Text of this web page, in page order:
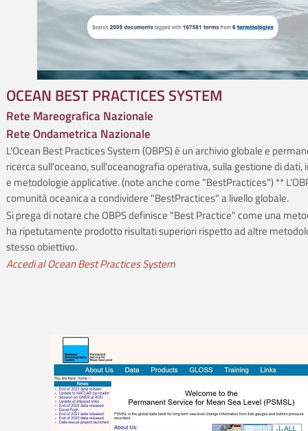
OCEAN BEST PRACTICES SYSTEM
Rete Mareografica Nazionale
Rete Ondametrica Nazionale
L'Ocean Best Practices System (OBPS) è un archivio globale e
ricerca sull'oceano, sull'oceanografia operativa, sulla gestione di dati,
e metodologie applicative. (note anche come "BestPractices") **
comunità oceanica a condividere "BestPractices" a livello globale.
Si prega di notare che OBPS definisce "Best Practice" come una
ha ripetutamente prodotto risultati superiori rispetto ad altre
stesso obiettivo.
Accedi al Ocean Best Practices System